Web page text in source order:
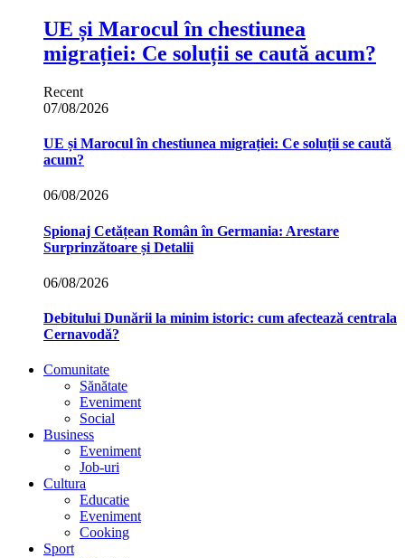
UE și Marocul în chestiunea
migrației: Ce soluții se caută acum?
Recent
07/08/2026
UE și Marocul în chestiunea migrației: Ce soluții se caută
acum?
06/08/2026
Spionaj Cetățean Român în Germania: Arestare
Surprinzătoare și Detalii
06/08/2026
Debitului Dunării la minim istoric: cum afectează centrala
Cernavodă?
Comunitate
Sănătate
Eveniment
Social
Business
Eveniment
Job-uri
Cultura
Educatie
Eveniment
Cooking
Sport